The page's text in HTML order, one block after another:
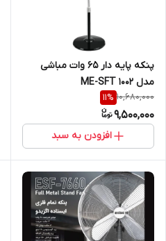
پنکه پایه دار 65 وات مباشی
مدل ME-SFT 1002
10,680,000
11%
9,500,000
افزودن به سبد